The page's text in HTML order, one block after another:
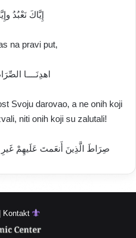
إِيَّاكَ نَعْبُدُ
na pravi put,
اهدِنَــــا
Svoju darovao, a ne onih koji
niti onih koji su zalutali!
صِرَاطَ الَّذِينَ أَنعَمتَ عَلَيهِمْ
Kontakt